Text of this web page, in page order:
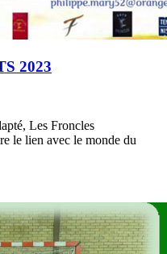
2023
Les Froncles
le lien avec le monde du